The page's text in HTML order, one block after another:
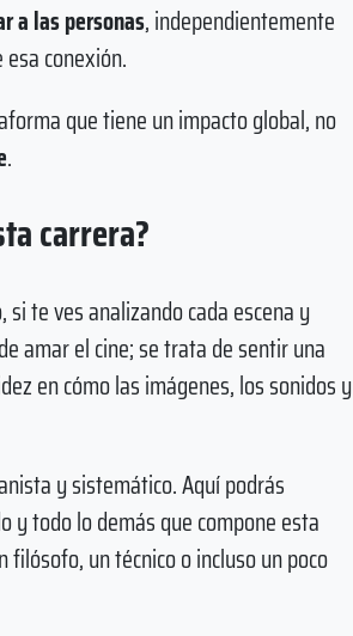
a las personas, independientemente
conexión.
que tiene un impacto global, no
.
carrera?
te ves analizando cada escena y
amar el cine; se trata de sentir una
en cómo las imágenes, los sonidos y
y sistemático. Aquí podrás
y todo lo demás que compone esta
un técnico o incluso un poco